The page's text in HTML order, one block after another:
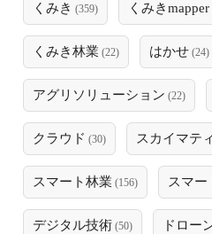
くみき (359) くみきmapper
くみき林業 (22) はかせ (24)
アグリソリューション (22)
クラウド (30) スカイマテ
スマート林業 (156) スマー
デジタル技術 (50) ドロー